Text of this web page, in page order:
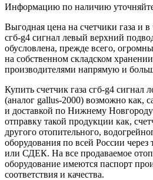
Информацию по наличию уточняйте
Выгодная цена на счетчики газа и в
сгб-g4 сигнал левый верхний
обусловлена, прежде всего,
на собственном складском
производителями напрямую и
Купить счетчик газа сгб-g4 сигнал
(аналог gallus-2000) возможно как,
и доставкой по Нижнему
отправку такой продукции как,
другого отопительного,
оборудования по всей России
или СДЕК. На все продаваемое
оборудование имеются паспорт
соответствия и качества.